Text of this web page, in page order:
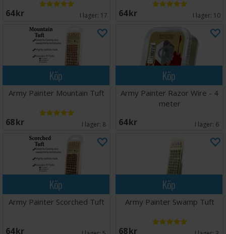
64 SEK I lager: 17 64 SEK I lager: 10
Köp
Army Painter Mountain Tuft
68 SEK I lager: 8
Köp
Army Painter Razor Wire - 4
meter
64 SEK I lager: 6
Köp
Army Painter Scorched Tuft
64 SEK
Köp
Army Painter Swamp Tuft
68 SEK